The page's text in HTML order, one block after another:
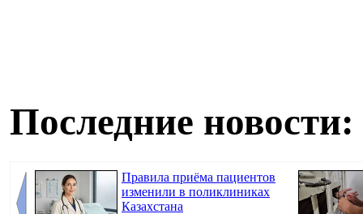
Последние новости:
Правила приёма пациентов
изменили в поликлиниках
Казахстана